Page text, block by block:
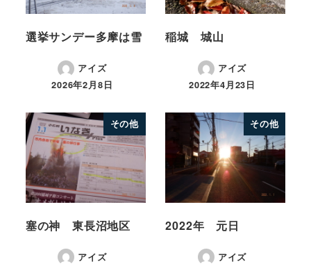
選挙サンデー多摩は雪
アイズ
2026年2月8日
稲城 城山
アイズ
2022年4月23日
その他
塞の神 東長沼地区
アイズ
その他
2022年 元日
アイズ